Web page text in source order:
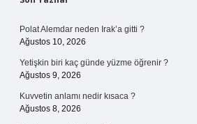
Sidebar
Polat Alemdar neden Irak’a gitti ?
Ağustos 10, 2026
Yetişkin biri kaç günde yüzme öğrenir ?
Ağustos 9, 2026
Kuvvetin anlamı nedir kısaca ?
Ağustos 8, 2026